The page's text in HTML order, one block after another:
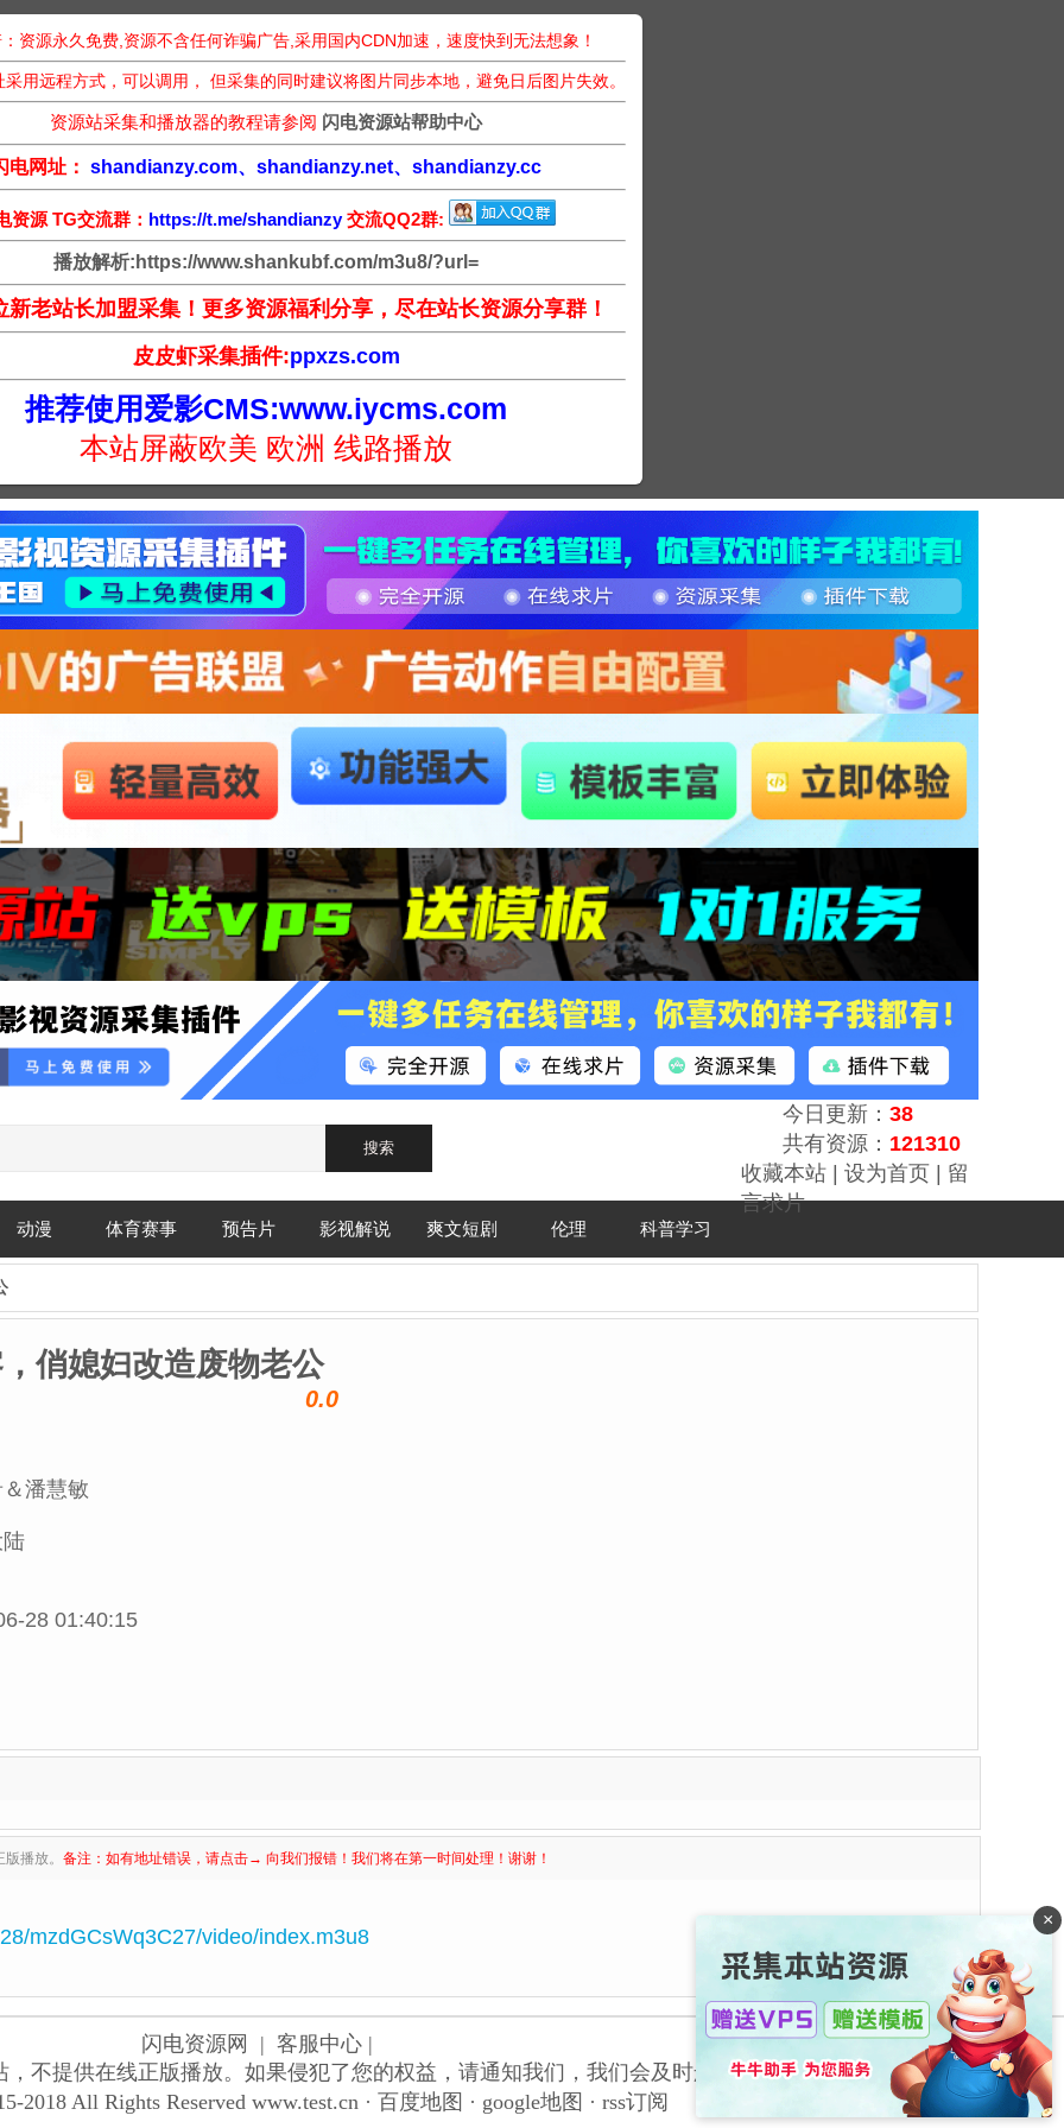
资源永久免费,资源不含任何诈骗广告,采用国内CDN加速，速度快到无法想象！
用远程方式，可以调用， 但采集的同时建议将图片同步本地，避免日后图片失效。
资源站采集和播放器的教程请参阅 闪电资源站帮助中心
电网址： shandianzy.com、shandianzy.net、shandianzy.cc
资源 TG交流群： https://t.me/shandianzy交流QQ2群:
播放解析:https://www.shankubf.com/m3u8/?url=
新老站长加盟采集！更多资源福利分享，尽在站长资源分享群！
皮皮虾采集插件:ppxzs.com
推荐使用爱影CMS:www.iycms.com
本站屏蔽欧美 欧洲 线路播放
今日更新： 38
共有资源： 121310
收藏本站
设为首页
留
言求片
动漫 体育赛事 预告片 影视解说 爽文短剧 伦理 科普学习
俏媳妇改造废物老公
0.0
潘慧敏
28 01:40:15
播放。 备注：如有地址错误，请点击→ 向我们报错！我们将在第一时间处理！谢谢！
mzdGCsWq3C27/video/index.m3u8
闪电资源网
| 客服中心 |
不提供在线正版播放。如果侵犯了您的权益，请通知我们，我们会及时删除侵权内容，谢谢合作！
2018 All Rights Reserved www.test.cn· 百度地图 · google地图 · rss订阅
×